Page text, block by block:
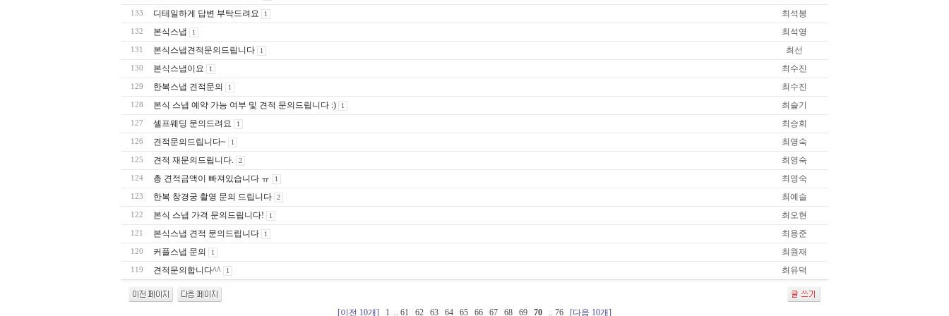
133 디테일하게 답변 부탁드려요 1 최석봉
132 본식스냅 1 최석영
131 본식스냅견적문의드립니다 1 최선
130 본식스냅이요 1 최수진
129 한복스냅 견적문의 1 최수진
128 본식 스냅 예약 가능 여부 및 견적 문의드립니다 :) 1 최슬기
127 셀프웨딩 문의드려요 1 최승희
126 견적문의드립니다~ 1 최영숙
125 견적 재문의드립니다. 2 최영숙
124 총 견적금액이 빠져있습니다 ㅠ 1 최영숙
123 한복 창경궁 촬영 문의 드립니다 2 최예슬
122 본식 스냅 가격 문의드립니다! 1 최오현
121 본식스냅 견적 문의드립니다 1 최용준
120 커플스냅 문의 1 최원재
119 견적문의합니다^^ 1 최유덕
[이전 10개] 1 .. 61 62 63 64 65 66 67 68 69 70 .. 76 [다음 10개]